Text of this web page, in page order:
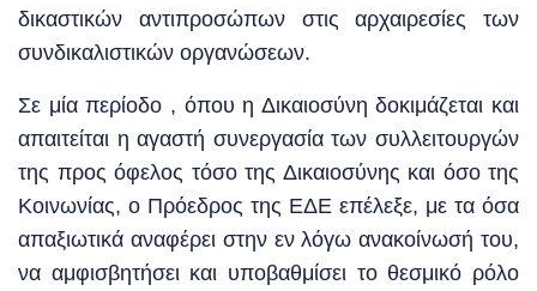
δικαστικών αντιπροσώπων στις αρχαιρεσίες των
συνδικαλιστικών οργανώσεων.
Σε μία περίοδο , όπου η Δικαιοσύνη δοκιμάζεται και
απαιτείται η αγαστή συνεργασία των συλλειτουργών
της προς όφελος τόσο της Δικαιοσύνης και όσο της
Κοινωνίας, ο Πρόεδρος της ΕΔΕ επέλεξε, με τα όσα
απαξιωτικά αναφέρει στην εν λόγω ανακοίνωσή του,
να αμφισβητήσει και υποβαθμίσει το θεσμικό ρόλο